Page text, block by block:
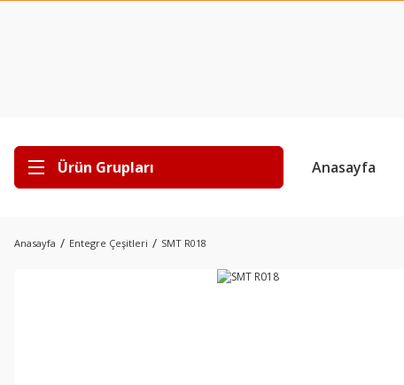
Ürün Grupları Anasayfa
Anasayfa Entegre Çeşitleri SMT R018